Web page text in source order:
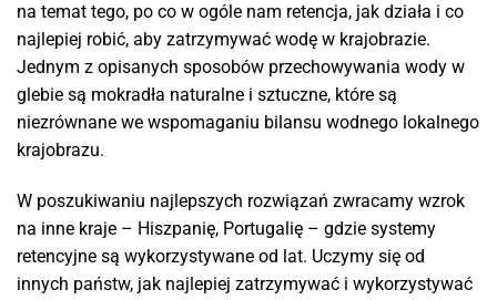
na temat tego, po co w ogóle nam retencja, jak działa i co
najlepiej robić, aby zatrzymywać wodę w krajobrazie.
Jednym z opisanych sposobów przechowywania wody w
glebie są mokradła naturalne i sztuczne, które są
niezrównane we wspomaganiu bilansu wodnego lokalnego
krajobrazu.
W poszukiwaniu najlepszych rozwiązań zwracamy wzrok
na inne kraje – Hiszpanię, Portugalię – gdzie systemy
retencyjne są wykorzystywane od lat. Uczymy się od
innych państw, jak najlepiej zatrzymywać i wykorzystywać